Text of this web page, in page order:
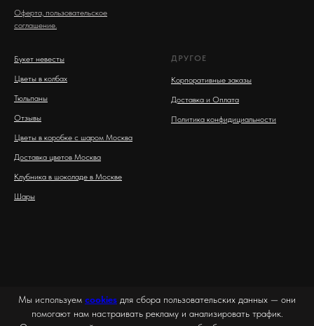
Оферта, пользовательское
соглашение.
Букет невесты
Цветы в колбах
Тюльпаны
Отзывы
Цветы в коробке с шаром Москва
Доставка цветов Москва
Клубника в шоколаде в Москве
Шары
ДРУГОЕ
Корпоративные заказы
Доставка и Оплата
Политика конфидициальности
Мы используем cookies для сбора пользовательских данных — они
помогают нам настраивать рекламу и анализировать трафик.